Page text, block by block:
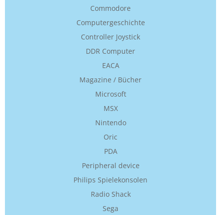
Commodore
Computergeschichte
Controller Joystick
DDR Computer
EACA
Magazine / Bücher
Microsoft
MSX
Nintendo
Oric
PDA
Peripheral device
Philips Spielekonsolen
Radio Shack
Sega